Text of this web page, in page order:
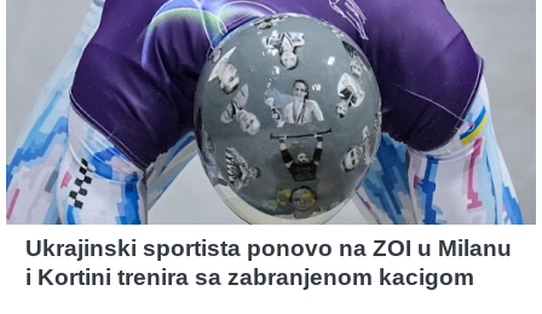
Ukrajinski sportista ponovo na ZOI u Milanu
i Kortini trenira sa zabranjenom kacigom